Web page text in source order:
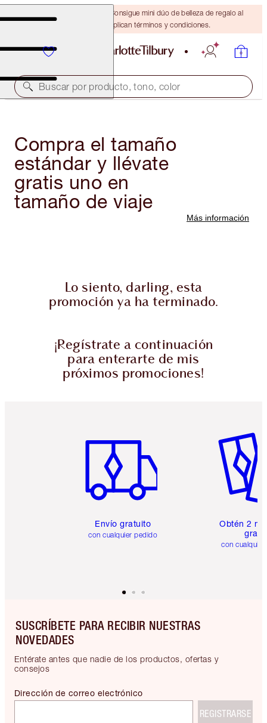
¡ÚLTIMA OPORTUNIDAD! Consigue mini dúo de belleza de regalo al
gastar $110 Se aplican términos y condiciones.
Buscar por producto, tono, color
Compra el tamaño
estándar y llévate
gratis uno en
tamaño de viaje
Más información
Lo siento, darling, esta
promoción ya ha terminado.
¡Regístrate a continuación
para enterarte de mis
próximos promociones!
Envío gratuito
con cualquier pedido
Obtén 2
gratis
con
SUSCRÍBETE PARA RECIBIR NUESTRAS
NOVEDADES
Entérate antes que nadie de los productos, ofertas y
consejos
Dirección de correo electrónico
REGISTRARSE